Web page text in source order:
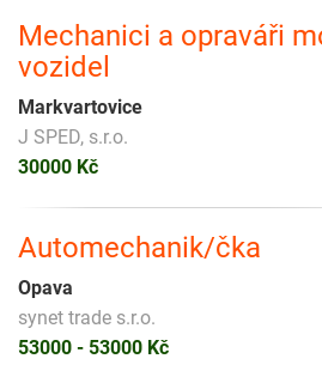
Mechanici a opraváři
vozidel
Markvartovice
J SPED, s.r.o.
30000 Kč
Automechanik/čka
Opava
synet trade s.r.o.
53000 - 53000 Kč